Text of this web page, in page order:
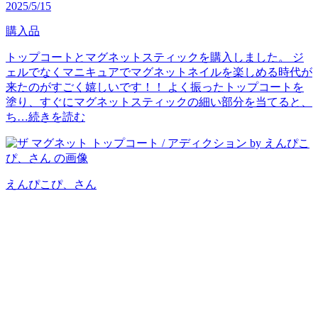
2025/5/15
購入品
トップコートとマグネットスティックを購入しました。 ジ
ェルでなくマニキュアでマグネットネイルを楽しめる時代が
来たのがすごく嬉しいです！！ よく振ったトップコートを
塗り、すぐにマグネットスティックの細い部分を当てると、
ち…続きを読む
えんぴこぴ、 さん